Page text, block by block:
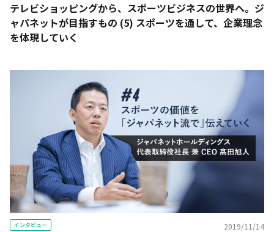
テレビショッピングから、スポーツビジネスの世界へ。ジ
ャパネットが目指すもの (5) スポーツを通して、企業理念
を体現していく
インタビュー 2019/11/14